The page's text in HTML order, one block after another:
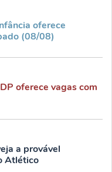
oferece
(08/08)
oferece vagas com
a provável
Atlético